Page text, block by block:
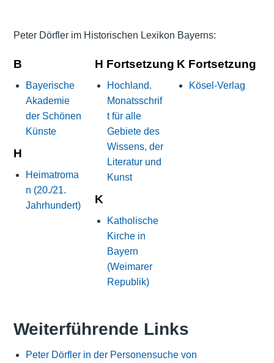
Peter Dörfler im Historischen Lexikon Bayerns:
B
Bayerische
Akademie
der Schönen
Künste
H
Heimatroma
n (20./21.
Jahrhundert)
H Fortsetzung
Hochland.
Monatsschrif
t für alle
Gebiete des
Wissens, der
Literatur und
Kunst
K
Katholische
Kirche in
Bayern
(Weimarer
Republik)
K Fortsetzung
Kösel-Verlag
Weiterführende Links
Peter Dörfler in der Personensuche von